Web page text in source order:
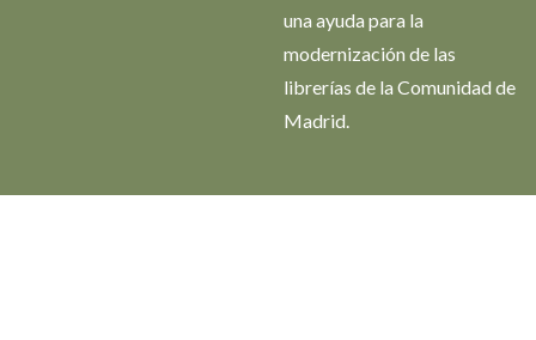
una ayuda para la
modernización de las
librerías de la Comunidad de
Madrid.